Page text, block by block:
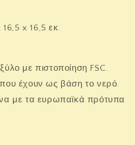
x 16,5 εκ.
με πιστοποίηση FSC.
έχουν ως βάση το νερό.
με τα ευρωπαϊκά πρότυπα